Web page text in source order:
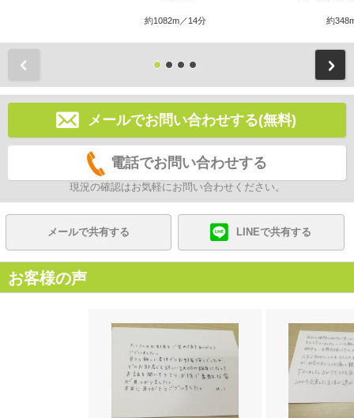
約1082m／14分 約
メールでお問い合わせする(無料)
電話でお問い合わせする
現況の確認はお気軽にお問い合わせください。
メールで共有する LINEで共有する
お客様の声